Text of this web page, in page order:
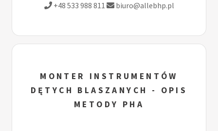
+48 533 988 811 biuro@allebhp.pl
MONTER INSTRUMENTÓW
DĘTYCH BLASZANYCH - OPIS
METODY PHA